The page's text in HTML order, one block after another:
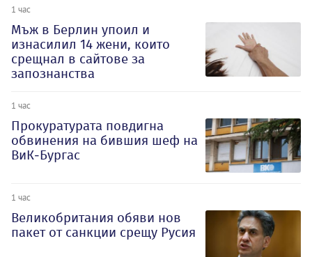
1 час
Мъж в Берлин упоил и
изнасилил 14 жени, които
срещнал в сайтове за
запознанства
1 час
Прокуратурата повдигна
обвинения на бившия шеф на
ВиК-Бургас
1 час
Великобритания обяви нов
пакет от санкции срещу Русия